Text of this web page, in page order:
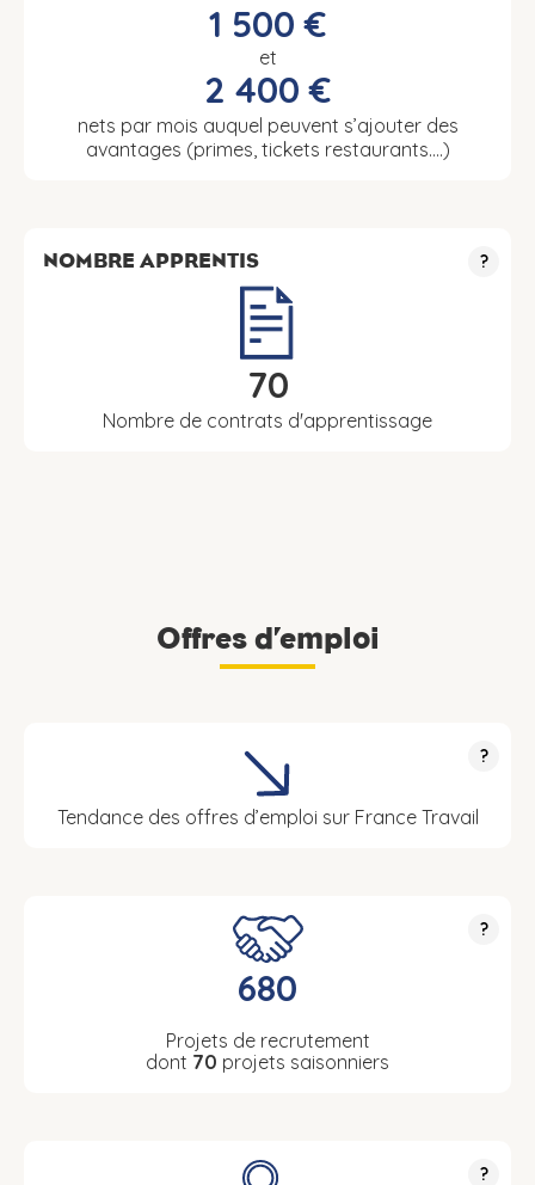
1 500 €
et
2 400 €
nets par mois auquel peuvent s’ajouter des
avantages (primes, tickets restaurants….)
NOMBRE APPRENTIS ?
70
Nombre de contrats d'apprentissage
Offres d’emploi
?
Tendance des offres d’emploi sur France Travail
?
680
Projets de recrutement
dont 70 projets saisonniers
?